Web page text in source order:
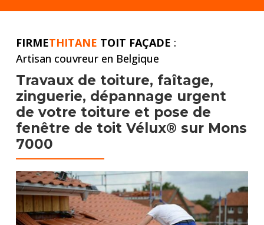
FIRMETHITANE TOIT FAÇADE :
Artisan couvreur en Belgique
Travaux de toiture, faîtage,
zinguerie, dépannage urgent
de votre toiture et pose de
fenêtre de toit Vélux® sur Mons
7000